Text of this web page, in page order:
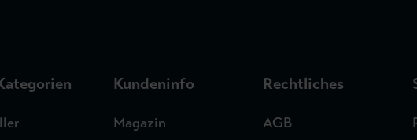
Kundeninfo
Magazin
Rechtliches
AGB